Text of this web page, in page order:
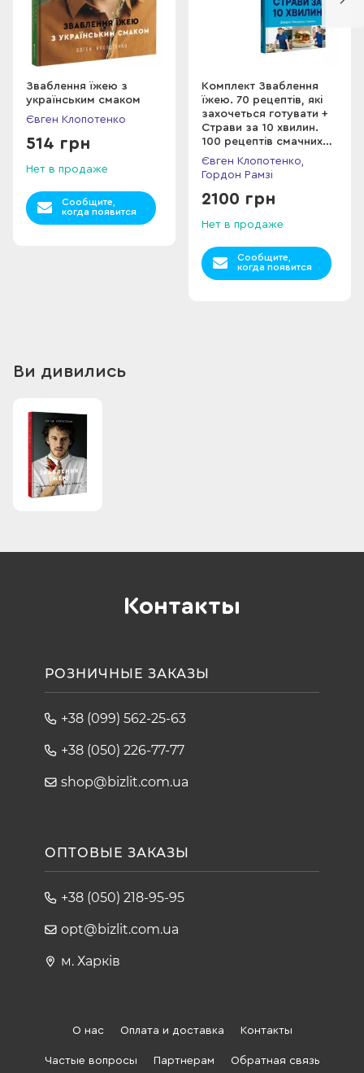
Зваблення їжею з
українським смаком
Євген Клопотенко
514 грн
Нет в продаже
Сообщите,
когда появится
Комплект Зваблення
їжею. 70 рецептів, які
захочеться готувати +
Страви за 10 хвилин.
100 рецептів смачних
страв нашвидкуруч
Євген Клопотенко,
Гордон Рамзі
2100 грн
Нет в продаже
Сообщите,
когда появится
Ви дивились
Контакты
РОЗНИЧНЫЕ ЗАКАЗЫ
+38 (099) 562-25-63
+38 (050) 226-77-77
shop@bizlit.com.ua
ОПТОВЫЕ ЗАКАЗЫ
+38 (050) 218-95-95
opt@bizlit.com.ua
м. Харків
О нас Оплата и доставка Контакты
Частые вопросы Партнерам Обратная связь